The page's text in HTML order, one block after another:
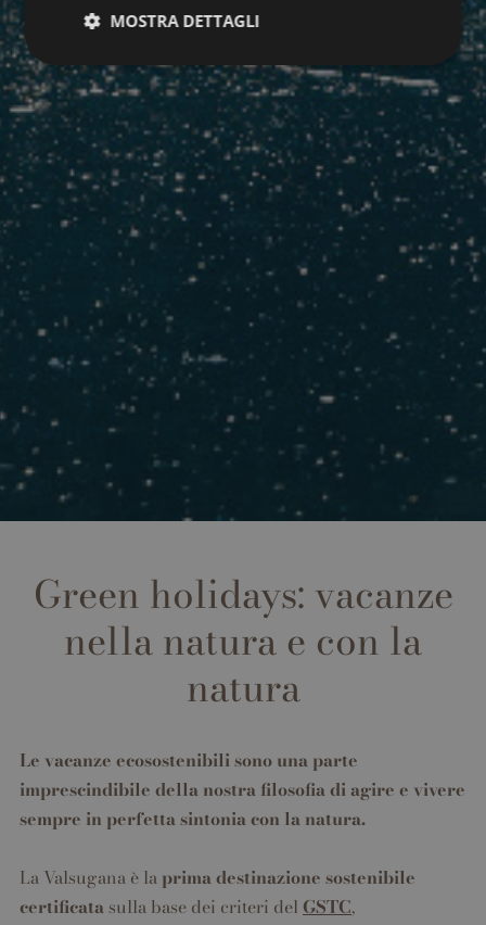
Green holidays: vacanze
nella natura e con la
natura
Le vacanze ecosostenibili sono una parte
imprescindibile della nostra filosofia di agire e vivere
sempre in perfetta sintonia con la natura.
La Valsugana è la prima destinazione sostenibile
certificata sulla base dei criteri del GSTC,
MOSTRA DETTAGLI